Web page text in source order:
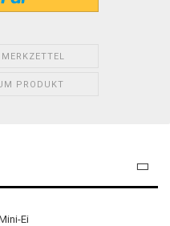
PRODUKT
Ei